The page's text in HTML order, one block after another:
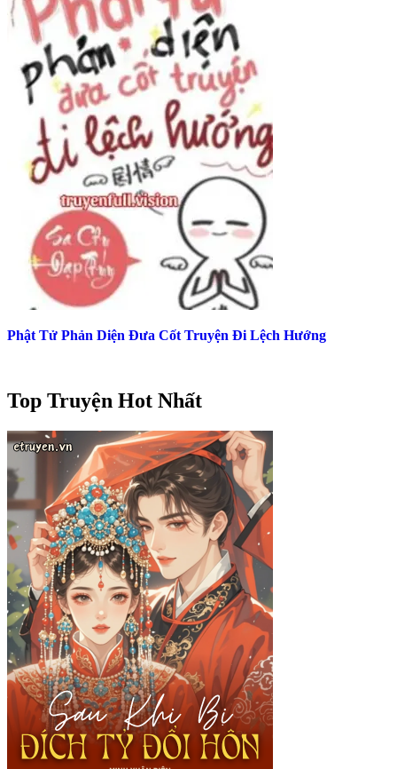
Phật Tử Phản Diện Đưa Cốt Truyện Đi Lệch Hướng
Top Truyện Hot Nhất